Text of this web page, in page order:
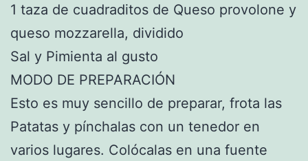
1 taza de cuadraditos de Queso provolone y
queso mozzarella, dividido
Sal y Pimienta al gusto
MODO DE PREPARACIÓN
Esto es muy sencillo de preparar, frota las
Patatas y pínchalas con un tenedor en
varios lugares. Colócalas en una fuente